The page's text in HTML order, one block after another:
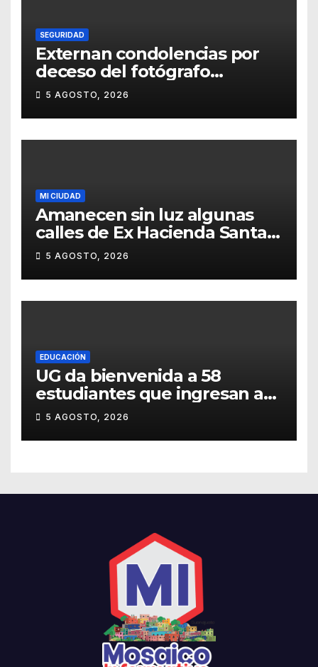
SEGURIDAD
Externan condolencias por
deceso del fotógrafo
Emmanuel Montero
5 AGOSTO, 2026
MI CIUDAD
Amanecen sin luz algunas
calles de Ex Hacienda Santa
Teresa
5 AGOSTO, 2026
EDUCACIÓN
UG da bienvenida a 58
estudiantes que ingresan a
través de los programas de
equidad
5 AGOSTO, 2026